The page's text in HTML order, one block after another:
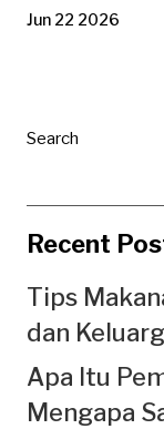
Jun 22 2026
Search
Recent
Tips
dan
Apa Itu
Mengapa